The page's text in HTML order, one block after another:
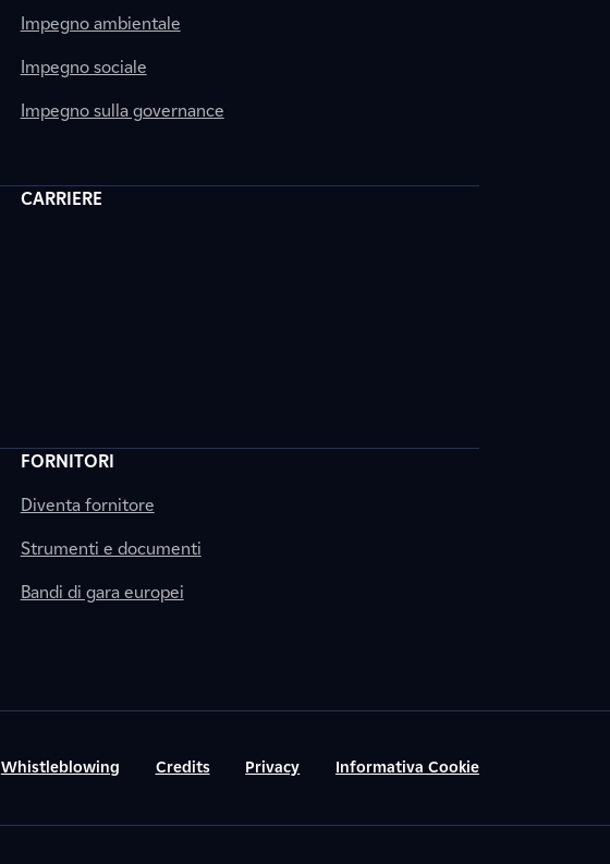
Impegno ambientale
Impegno sociale
Impegno sulla governance
CARRIERE
FORNITORI
Diventa fornitore
Strumenti e documenti
Bandi di gara europei
Whistleblowing Credits Privacy Informativa Cookie